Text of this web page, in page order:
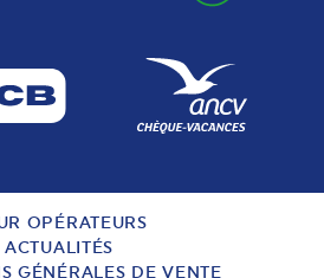
OPÉRATEURS
ACTUALITÉS
GÉNÉRALES DE VENTE